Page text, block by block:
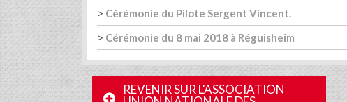
> Cérémonie du Pilote Sergent Vincent.
> Cérémonie du 8 mai 2018 à Réguisheim
REVENIR SUR L'ASSOCIATION